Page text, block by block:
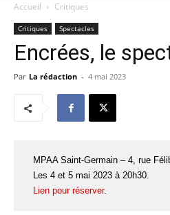
Accueil Critiques
Critiques Spectacles
Encrées, le
Par La rédaction - 4 mai 2023
MPAA Saint-Germain – 4, rue
Les 4 et 5 mai 2023 à 20h30.
Lien pour réserver.